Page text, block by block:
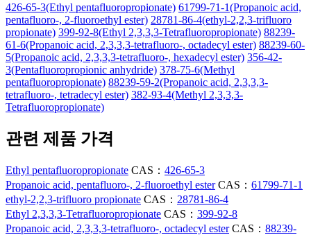
426-65-3(Ethyl pentafluoropropionate) 61799-71-1(Propanoic acid,
pentafluoro-, 2-fluoroethyl ester) 28781-86-4(ethyl-2,2,3-trifluoro
propionate) 399-92-8(Ethyl 2,3,3,3-Tetrafluoropropionate) 88239-
61-6(Propanoic acid, 2,3,3,3-tetrafluoro-, octadecyl ester) 88239-60-
5(Propanoic acid, 2,3,3,3-tetrafluoro-, hexadecyl ester) 356-42-
3(Pentafluoropropionic anhydride) 378-75-6(Methyl
pentafluoropropionate) 88239-59-2(Propanoic acid, 2,3,3,3-
tetrafluoro-, tetradecyl ester) 382-93-4(Methyl 2,3,3,3-
Tetrafluoropropionate)
관련 제품 가격
Ethyl pentafluoropropionate CAS： 426-65-3
Propanoic acid, pentafluoro-, 2-fluoroethyl ester CAS： 61799-71-1
ethyl-2,2,3-trifluoro propionate CAS： 28781-86-4
Ethyl 2,3,3,3-Tetrafluoropropionate CAS： 399-92-8
Propanoic acid, 2,3,3,3-tetrafluoro-, octadecyl ester CAS： 88239-